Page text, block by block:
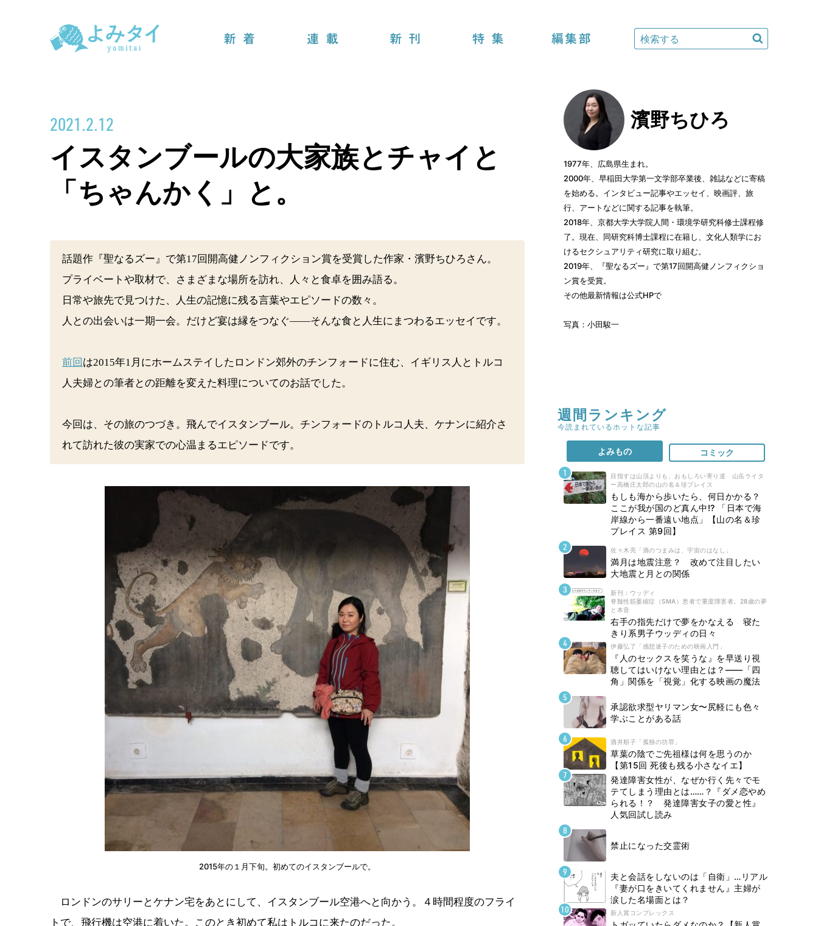
2021.2.12
イスタンブールの大家族とチャイと
「ちゃんかく」と。
話題作『聖なるズー』で第17回開高健ノンフィクション賞を受賞した作家・濱野ちひろさん。
プライベートや取材で、さまざまな場所を訪れ、人々と食卓を囲み語る。
日常や旅先で見つけた、人生の記憶に残る言葉やエピソードの数々。
人との出会いは一期一会。だけど宴は縁をつなぐ――そんな食と人生にまつわるエッセイです。
前回 は2015年1月にホームステイしたロンドン郊外のチンフォードに住む、イギリス人とトルコ
人夫婦との筆者との距離を変えた料理についてのお話でした。
今回は、その旅のつづき。飛んでイスタンブール。チンフォードのトルコ人夫、ケナンに紹介さ
れて訪れた彼の実家での心温まるエピソードです。
2015年の１月下旬。初めてのイスタンブールで。
ロンドンのサリーとケナン宅をあとにして、イスタンブール空港へと向かう。４時間程度のフライ
トで、飛行機は空港に着いた。このとき初めて私はトルコに来たのだった。
濱野ちひろ
1977年、広島県生まれ。
2000年、早稲田大学第一文学部卒業後、雑誌などに寄稿
を始める。インタビュー記事やエッセイ、映画評、旅
行、アートなどに関する記事を執筆。
2018年、京都大学大学院人間・環境学研究科修士課程修
了。現在、同研究科博士課程に在籍し、文化人類学にお
けるセクシュアリティ研究に取り組む。
2019年、『聖なるズー』で第17回開高健ノンフィクショ
ン賞を受賞。
その他最新情報は公式HPで
写真：小田駿一
週間ランキング
今読まれているホットな記事
よみもの コミック
目指すは山頂よりも、おもしろい寄り道 山岳ライタ
ー高橋庄太郎の山の名＆珍プレイス
もしも海から歩いたら、何日かかる？
ここが我が国のど真ん中!? 「日本で海
岸線から一番遠い地点」【山の名＆珍
プレイス 第9回】
佐々木亮「酒のつまみは、宇宙のはなし」
満月は地震注意？ 改めて注目したい
大地震と月との関係
新刊 : ウッディ
脊髄性筋萎縮症（SMA）患者で重度障害者。28歳の夢
と本音
右手の指先だけで夢をかなえる 寝た
きり系男子ウッディの日々
伊藤弘了「感想迷子のための映画入門」
『人のセックスを笑うな』を早送り視
聴してはいけない理由とは？――「四
角」関係を「視覚」化する映画の魔法
承認欲求型ヤリマン女〜尻軽にも色々
学ぶことがある話
酒井順子「孤独の功罪」
草葉の陰でご先祖様は何を思うのか
【第15回 死後も残る小さなイエ】
発達障害女性が、なぜか行く先々でモ
テてしまう理由とは……？『ダメ恋やめ
られる！？ 発達障害女子の愛と性』
人気回試し読み
禁止になった交霊術
夫と会話をしないのは「自衛」…リアル
『妻が口をきいてくれません』主婦が
涙した名場面とは？
新人賞コンプレックス